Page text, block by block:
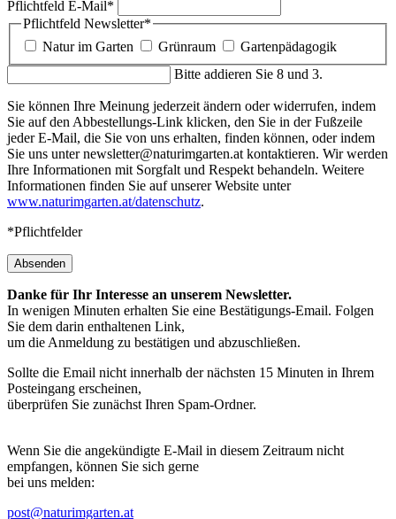
Pflichtfeld E-Mail*
Pflichtfeld Newsletter*
Natur im Garten
Grünraum
Gartenpädagogik
Bitte addieren Sie 8 und 3.
Sie können Ihre Meinung jederzeit ändern oder widerrufen, indem
Sie auf den Abbestellungs-Link klicken, den Sie in der Fußzeile
jeder E-Mail, die Sie von uns erhalten, finden können, oder indem
Sie uns unter newsletter@naturimgarten.at kontaktieren. Wir werden
Ihre Informationen mit Sorgfalt und Respekt behandeln. Weitere
Informationen finden Sie auf unserer Website unter
www.naturimgarten.at/datenschutz.
*Pflichtfelder
Absenden
Danke für Ihr Interesse an unserem Newsletter.
In wenigen Minuten erhalten Sie eine Bestätigungs-Email. Folgen
Sie dem darin enthaltenen Link,
um die Anmeldung zu bestätigen und abzuschließen.
Sollte die Email nicht innerhalb der nächsten 15 Minuten in Ihrem
Posteingang erscheinen,
überprüfen Sie zunächst Ihren Spam-Ordner.
Wenn Sie die angekündigte E-Mail in diesem Zeitraum nicht
empfangen, können Sie sich gerne
bei uns melden:
post@naturimgarten.at